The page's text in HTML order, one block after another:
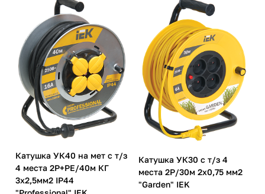
Катушка УК40 на мет с т/з
4 места 2P+PE/40м КГ
3х2,5мм2 IP44
Катушка УК30 с т/з 4
места 2P/30м 2х0,75 мм2
"Garden" IEK